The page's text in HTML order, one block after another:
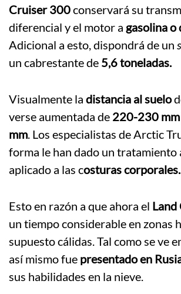
Cruiser 300conservará su
diferencial y el motor a gasolina o
Adicional a esto, dispondrá de un
un cabrestante de 5,6 toneladas.
Visualmente la distancia al suelo
verse aumentada de 220-230 mm
mm. Los especialistas de Arctic
forma le han dado un
aplicado a las costuras corporales.
Esto en razón a que ahora el
un tiempo considerable en zonas
supuesto cálidas. Tal como se ve
así mismo fue presentado en
sus habilidades en la nieve.